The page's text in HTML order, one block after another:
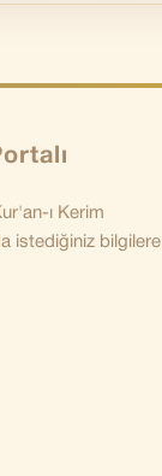
ı Kerim
istediğiniz bilgilere